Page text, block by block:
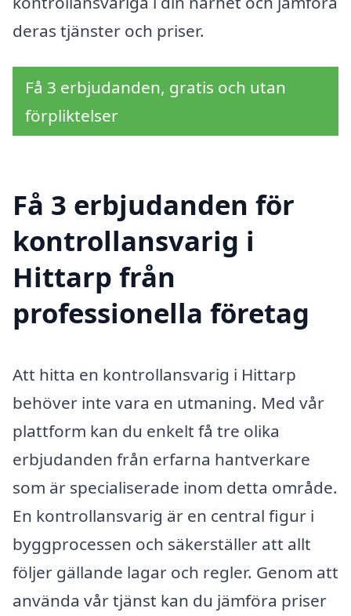
deras tjänster och priser.
Få 3 erbjudanden, gratis och utan
förpliktelser
Få 3 erbjudanden för
kontrollansvarig i
Hittarp från
professionella företag
Att hitta en kontrollansvarig i Hittarp
behöver inte vara en utmaning. Med vår
plattform kan du enkelt få tre olika
erbjudanden från erfarna hantverkare
som är specialiserade inom detta område.
En kontrollansvarig är en central figur i
byggprocessen och säkerställer att allt
följer gällande lagar och regler. Genom att
använda vår tjänst kan du jämföra priser